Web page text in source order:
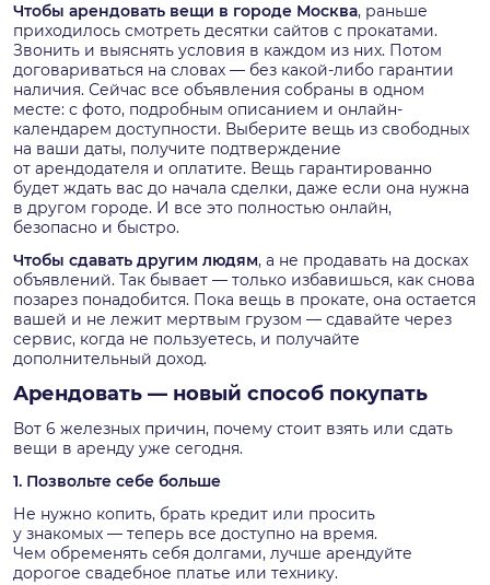
Чтобы арендовать вещи в городе Москва, раньше
приходилось смотреть десятки сайтов с прокатами.
Звонить и выяснять условия в каждом из них. Потом
договариваться на словах — без какой-либо гарантии
наличия. Сейчас все объявления собраны в одном
месте: с фото, подробным описанием и онлайн-
календарем доступности. Выберите вещь из свободных
на ваши даты, получите подтверждение
от арендодателя и оплатите. Вещь гарантированно
будет ждать вас до начала сделки, даже если она нужна
в другом городе. И все это полностью онлайн,
безопасно и быстро.
Чтобы сдавать другим людям, а не продавать на досках
объявлений. Так бывает — только избавишься, как снова
позарез понадобится. Пока вещь в прокате, она остается
вашей и не лежит мертвым грузом — сдавайте через
сервис, когда не пользуетесь, и получайте
дополнительный доход.
Арендовать — новый способ покупать
Вот 6 железных причин, почему стоит взять или сдать
вещи в аренду уже сегодня.
1. Позвольте себе больше
Не нужно копить, брать кредит или просить
у знакомых — теперь все доступно на время.
Чем обременять себя долгами, лучше арендуйте
дорогое свадебное платье или технику.